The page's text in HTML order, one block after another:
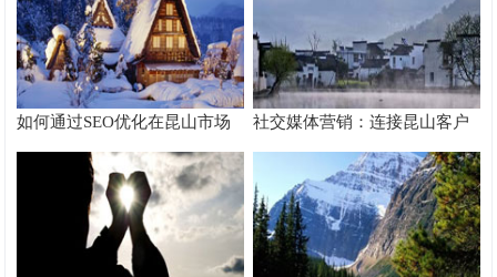
如何通过SEO优化在昆山市场
脱颖而出
社交媒体营销：连接昆山客户
的桥梁